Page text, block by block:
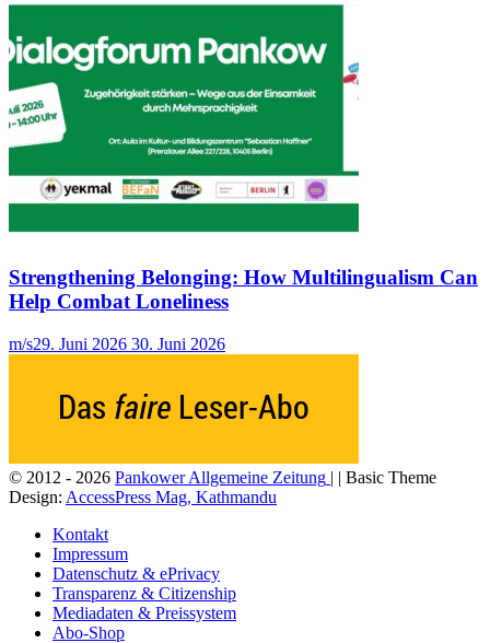
Strengthening Belonging: How Multilingualism Can
Help Combat Loneliness
m/s29. Juni 2026 30. Juni 2026
© 2012 - 2026 Pankower Allgemeine Zeitung | | Basic Theme
Design: AccessPress Mag, Kathmandu
Kontakt
Impressum
Datenschutz & ePrivacy
Transparenz & Citizenship
Mediadaten & Preissystem
Abo-Shop